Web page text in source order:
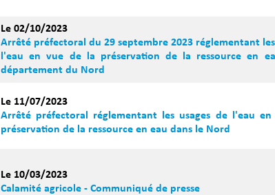
Le 02/10/2023
Arrêté préfectoral du 29 septembre 2023 réglementant les
l'eau en vue de la préservation de la ressource en
département du Nord
Le 11/07/2023
Arrêté préfectoral réglementant les usages de l'eau
préservation de la ressource en eau dans le Nord
Le 10/03/2023
Calamité agricole - Communiqué de presse